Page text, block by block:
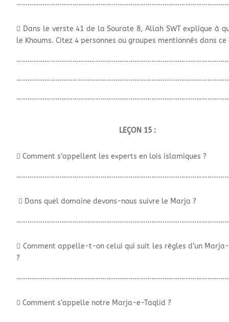
 Dans le verste 41 de la Sourate 8, Allah SWT explique à
le Khoums. Citez 4 personnes ou groupes mentionnés dans
LEÇON 15 :
 Comment s’appellent les experts en lois islamiques ?
 Dans quel domaine devons-nous suivre le Marja ?
 Comment appelle-t-on celui qui suit les règles d’un
?
 Comment s’appelle notre Marja-e-Taqlid ?